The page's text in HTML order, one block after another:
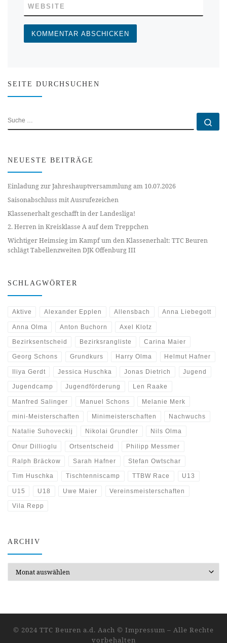
WEBSITE
SEITE DURCHSUCHEN
SUCHE
NEUESTE BEITRÄGE
Einladung zur Jahreshauptversammlung am 10.07.2026
Saisonabschluss mit Ausrufezeichen
Klassenerhalt geschafft in der Landesliga!
2. Herren in Kreisklasse A auf dem Treppchen
Wichtiger Heimsieg im Kampf um den Klassenerhalt: TTC Beuren
schlägt Tabellenzweiten DJK Offenburg III
SCHLAGWÖRTER
Aktive Alexander Epplen Allensbach Anna Liebegott
Anna Olma Anton Buchorn Axel Klotz
Bezirksentscheid Bezirksrangliste Carina Maier
Georg Schons Grundkurs Harry Olma Helmut Hafner
Iliya Gerdt Jessica Huschka Jonas Dietrich Jugend
Jugendcamp Jugendförderung Len Raake
Manfred Salinger Manuel Schons Melanie Merk
mini-Meisterschaften Minimeisterschaften Nachwuchs
Natalie Suhoveckij Nikolai Grundler Nils Olma
Onur Dillioglu Ortsentscheid Philipp Messmer
Ralph Bräckow Sarah Hafner Stefan Owtschar
Tim Huschka Tischtenniscamp TTBW Race U13
U15 U18 Uwe Maier Vereinsmeisterschaften
Vila Repp
ARCHIV
© 2024 TTC Beuren a.d. Aach © Impressum – Alle Rechte
vorbehalten